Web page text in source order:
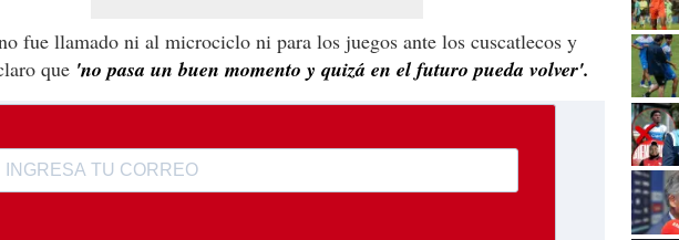
fue llamado ni al microciclo ni para los juegos ante los cuscatlecos y
que 'no pasa un buen momento y quizá en el futuro pueda volver'.